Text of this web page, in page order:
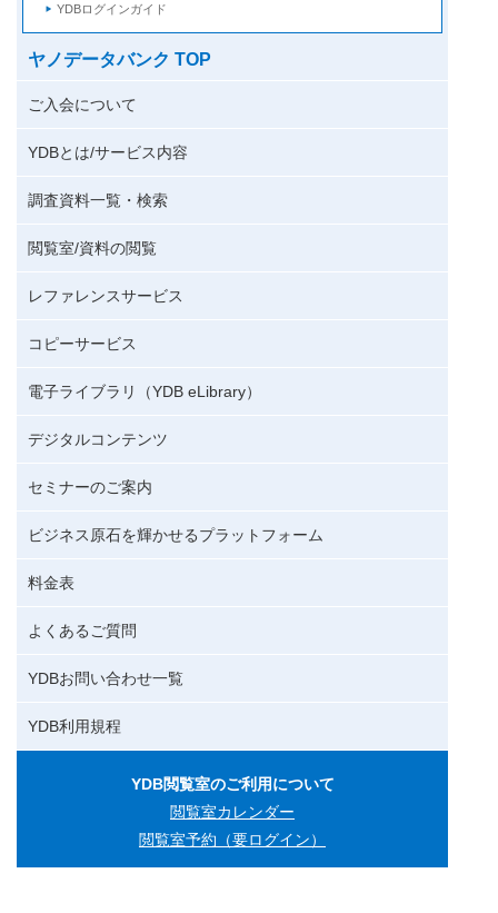
YDBログインガイド
ヤノデータバンク TOP
ご入会について
YDBとは/サービス内容
調査資料一覧・検索
閲覧室/資料の閲覧
レファレンスサービス
コピーサービス
電子ライブラリ（YDB eLibrary）
デジタルコンテンツ
セミナーのご案内
ビジネス原石を輝かせるプラットフォーム
料金表
よくあるご質問
YDBお問い合わせ一覧
YDB利用規程
YDB閲覧室のご利用について
閲覧室カレンダー
閲覧室予約（要ログイン）